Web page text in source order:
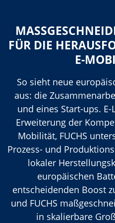
FÜR DIE
E-
So sieht neue
aus: die
und eines Start-ups. E-
Erweiterung der
Mobilität, FUCHS
Prozess- und
lokaler
europäischen
entscheidenden Boost
und FUCHS
in skalierbare